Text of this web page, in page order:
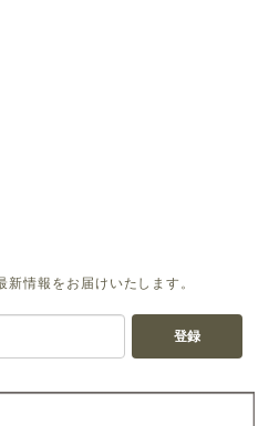
情報をお届けいたします。
登録